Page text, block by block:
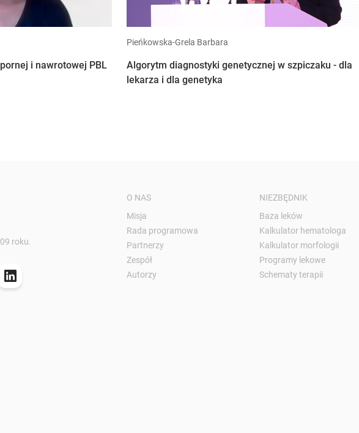
i nawrotowej PBL
Pieńkowska-Grela Barbara
Algorytm diagnostyki genetycznej w szpiczaku - dla
lekarza i dla genetyka
roku.
O NAS
Misja
Rada programowa
Partnerzy
Zespół
Autorzy
NIEZBĘDNIK
Baza leków
Kalkulator hematologa
Kalkulator morfologii
Programy lekowe
Schematy terapii